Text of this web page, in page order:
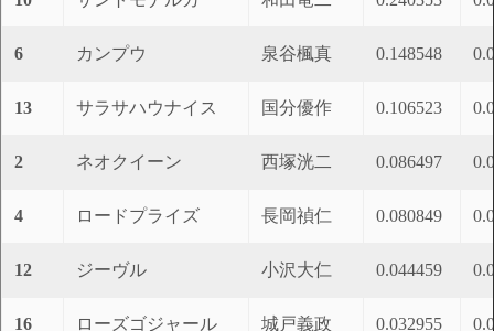
6 カンプウ 泉谷楓真 0.148548
13 サラサハウナイス 国分優作 0.106523
2 ネオクイーン 西塚洸二 0.086497
4 ロードプライズ 長岡禎仁 0.080849
12 ジーヴル 小沢大仁 0.044459
16 ローズゴジャール 城戸義政 0.032955